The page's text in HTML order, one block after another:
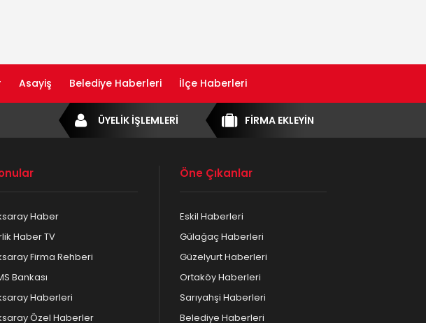
Asayiş Belediye Haberleri İlçe Haberleri
FİRMA EKLEYİN
ÜYELİK İŞLEMLERİ
Haber
Haber TV
Firma Rehberi
Bankası
Haberleri
Özel Haberler
Öne Çıkanlar
Eskil Haberleri
Gülağaç Haberleri
Güzelyurt Haberleri
Ortaköy Haberleri
Sarıyahşi Haberleri
Belediye Haberleri